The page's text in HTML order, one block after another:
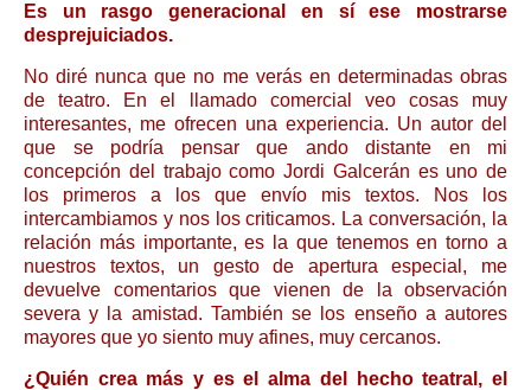
Es un rasgo generacional en sí ese mostrarse
desprejuiciados.
No diré nunca que no me verás en determinadas obras
de teatro. En el llamado comercial veo cosas muy
interesantes, me ofrecen una experiencia. Un autor del
que se podría pensar que ando distante en mi
concepción del trabajo como Jordi Galcerán es uno de
los primeros a los que envío mis textos. Nos los
intercambiamos y nos los criticamos. La conversación, la
relación más importante, es la que tenemos en torno a
nuestros textos, un gesto de apertura especial, me
devuelve comentarios que vienen de la observación
severa y la amistad. También se los enseño a autores
mayores que yo siento muy afines, muy cercanos.
¿Quién crea más y es el alma del hecho teatral, el